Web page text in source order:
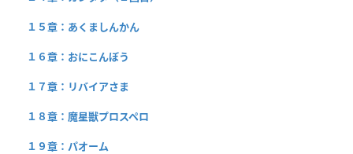
１５章：あくましんかん
１６章：おにこんぼう
１７章：リバイアさま
１８章：魔星獣プロスペロ
１９章：パオーム